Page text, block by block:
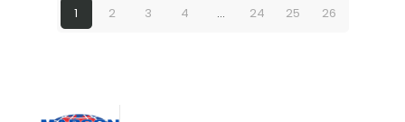
1 2 3 4 … 24 25 26